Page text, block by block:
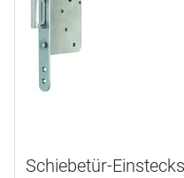
Schiebetür-